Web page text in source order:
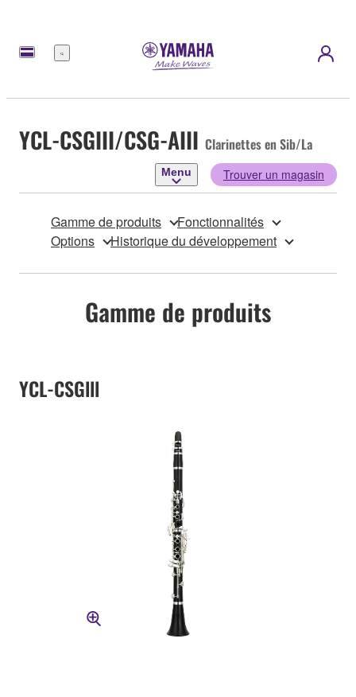
Menu
YCL-CSGIII/CSG-AIII Clarinettes en Sib/La
Menu Trouver un magasin
Gamme de produits
Fonctionnalités
Options
Historique du développement
Gamme de produits
YCL-CSGlll